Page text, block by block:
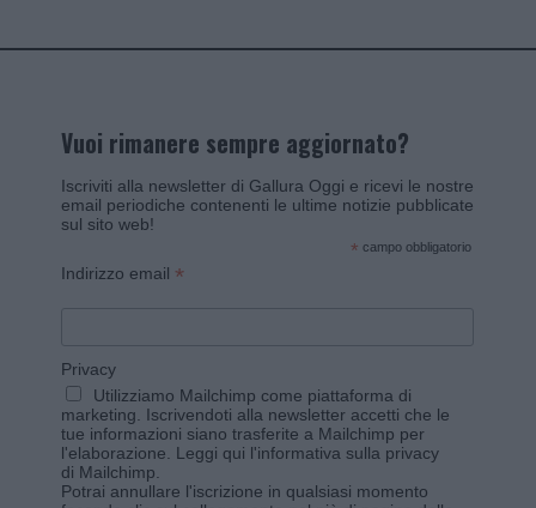
Vuoi rimanere sempre aggiornato?
Iscriviti alla newsletter di Gallura Oggi e ricevi le nostre
email periodiche contenenti le ultime notizie pubblicate
sul sito web!
* campo obbligatorio
Indirizzo email *
Privacy
Utilizziamo Mailchimp come piattaforma di
marketing. Iscrivendoti alla newsletter accetti che le
tue informazioni siano trasferite a Mailchimp per
l'elaborazione. Leggi qui l'informativa sulla privacy
di Mailchimp
Potrai annullare l'iscrizione in qualsiasi momento